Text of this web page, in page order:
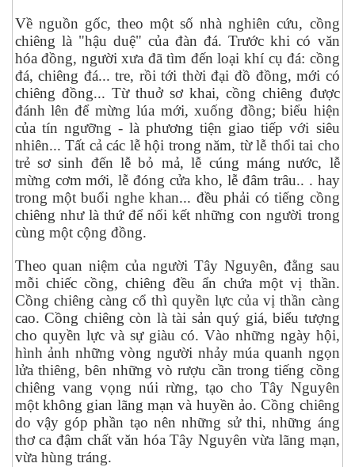
Về nguồn gốc, theo một số nhà nghiên cứu, cồng
chiêng là "hậu duệ" của đàn đá. Trước khi có văn
hóa đồng, người xưa đã tìm đến loại khí cụ đá: cồng
đá, chiêng đá... tre, rồi tới thời đại đồ đồng, mới có
chiêng đồng... Từ thuở sơ khai, cồng chiêng được
đánh lên để mừng lúa mới, xuống đồng; biểu hiện
của tín ngưỡng - là phương tiện giao tiếp với siêu
nhiên... Tất cả các lễ hội trong năm, từ lễ thổi tai cho
trẻ sơ sinh đến lễ bỏ mả, lễ cúng máng nước, lễ
mừng cơm mới, lễ đóng cửa kho, lễ đâm trâu.. . hay
trong một buổi nghe khan... đều phải có tiếng cồng
chiêng như là thứ để nối kết những con người trong
cùng một cộng đồng.
Theo quan niệm của người Tây Nguyên, đằng sau
mỗi chiếc cồng, chiêng đều ẩn chứa một vị thần.
Cồng chiêng càng cổ thì quyền lực của vị thần càng
cao. Cồng chiêng còn là tài sản quý giá, biểu tượng
cho quyền lực và sự giàu có. Vào những ngày hội,
hình ảnh những vòng người nhảy múa quanh ngọn
lửa thiêng, bên những vò rượu cần trong tiếng cồng
chiêng vang vọng núi rừng, tạo cho Tây Nguyên
một không gian lãng mạn và huyền ảo. Cồng chiêng
do vậy góp phần tạo nên những sử thi, những áng
thơ ca đậm chất văn hóa Tây Nguyên vừa lãng mạn,
vừa hùng tráng.